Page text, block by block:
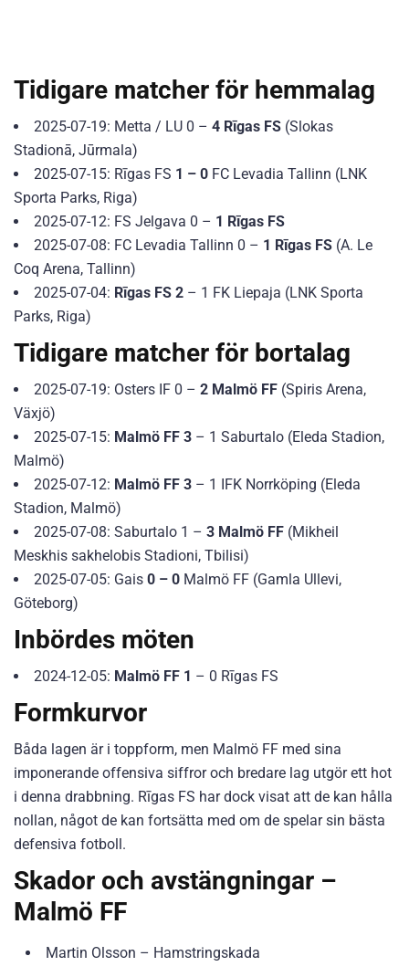
Tidigare matcher för hemmalag
2025-07-19: Metta / LU 0 – 4 Rīgas FS (Slokas
Stadionā, Jūrmala)
2025-07-15: Rīgas FS 1 – 0 FC Levadia Tallinn (LNK
Sporta Parks, Riga)
2025-07-12: FS Jelgava 0 – 1 Rīgas FS
2025-07-08: FC Levadia Tallinn 0 – 1 Rīgas FS (A. Le
Coq Arena, Tallinn)
2025-07-04: Rīgas FS 2 – 1 FK Liepaja (LNK Sporta
Parks, Riga)
Tidigare matcher för bortalag
2025-07-19: Osters IF 0 – 2 Malmö FF (Spiris Arena,
Växjö)
2025-07-15: Malmö FF 3 – 1 Saburtalo (Eleda Stadion,
Malmö)
2025-07-12: Malmö FF 3 – 1 IFK Norrköping (Eleda
Stadion, Malmö)
2025-07-08: Saburtalo 1 – 3 Malmö FF (Mikheil
Meskhis sakhelobis Stadioni, Tbilisi)
2025-07-05: Gais 0 – 0 Malmö FF (Gamla Ullevi,
Göteborg)
Inbördes möten
2024-12-05: Malmö FF 1 – 0 Rīgas FS
Formkurvor
Båda lagen är i toppform, men Malmö FF med sina
imponerande offensiva siffror och bredare lag utgör ett hot
i denna drabbning. Rīgas FS har dock visat att de kan hålla
nollan, något de kan fortsätta med om de spelar sin bästa
defensiva fotboll.
Skador och avstängningar –
Malmö FF
Martin Olsson – Hamstringskada